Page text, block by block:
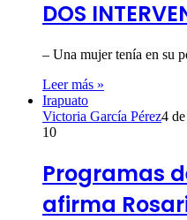
DOS
– Una mujer tenía en su
Leer más »
Irapuato
Victoria García Pérez4
10
Programas
afirma